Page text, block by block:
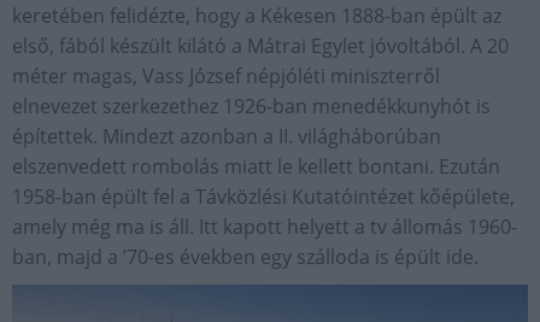
keretében felidézte, hogy a Kékesen 1888-ban épült az
első, fából készült kilátó a Mátrai Egylet jóvoltából. A 20
méter magas, Vass József népjóléti miniszterről
elnevezet szerkezethez 1926-ban menedékkunyhót is
építettek. Mindezt azonban a II. világháborúban
elszenvedett rombolás miatt le kellett bontani. Ezután
1958-ban épült fel a Távközlési Kutatóintézet kőépülete,
amely még ma is áll. Itt kapott helyett a tv állomás 1960-
ban, majd a ’70-es években egy szálloda is épült ide.